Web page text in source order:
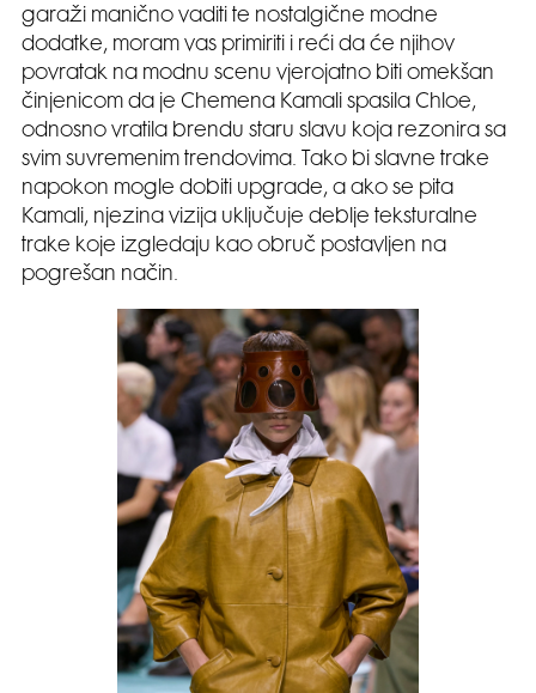
garaži manično vaditi te nostalgične modne
dodatke, moram vas primiriti i reći da će njihov
povratak na modnu scenu vjerojatno biti omekšan
činjenicom da je Chemena Kamali spasila Chloe,
odnosno vratila brendu staru slavu koja rezonira sa
svim suvremenim trendovima. Tako bi slavne trake
napokon mogle dobiti upgrade, a ako se pita
Kamali, njezina vizija uključuje deblje teksturalne
trake koje izgledaju kao obruč postavljen na
pogrešan način.